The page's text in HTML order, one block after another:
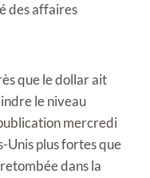
des affaires
que le dollar ait
le niveau
mercredi
Unis plus fortes que
dans la